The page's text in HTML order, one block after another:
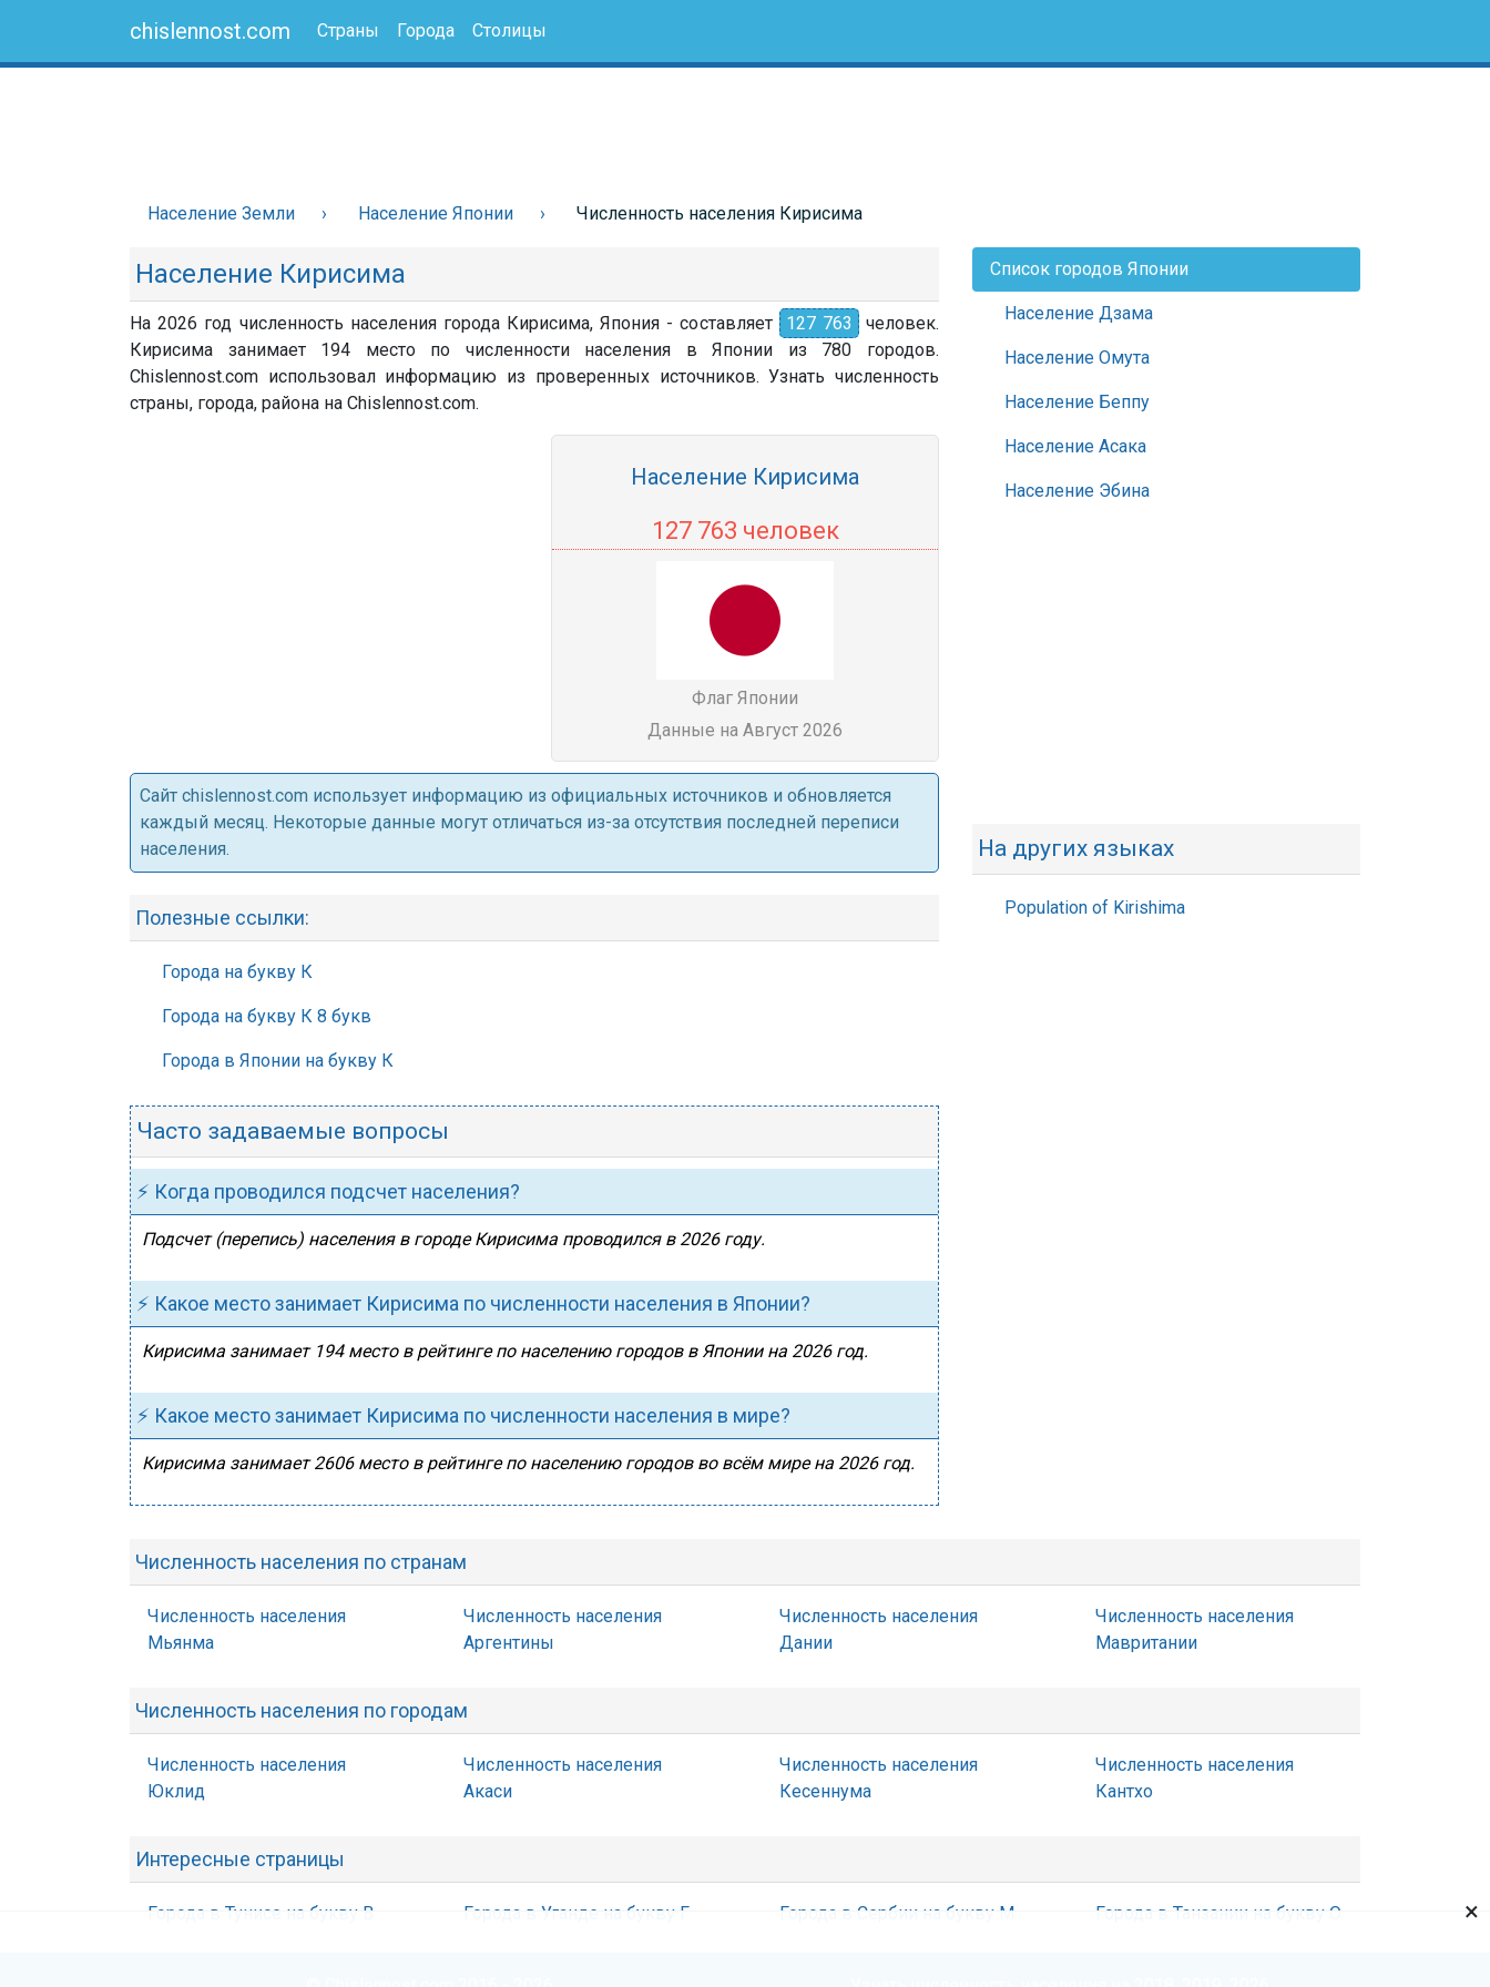
chislennost.com Страны Города Столицы
Население Земли Население Японии Численность населения Кирисима
Население Кирисима
На 2026 год численность населения города Кирисима, Япония - составляет 127 763 человек.
Кирисима занимает 194 место по численности населения в Японии из 780 городов.
Chislennost.com использовал информацию из проверенных источников. Узнать численность
страны, города, района на Chislennost.com.
Население Кирисима
127 763 человек
Флаг Японии
Данные на Август 2026
Cайт chislennost.com использует информацию из официальных источников и обновляется
каждый месяц. Некоторые данные могут отличаться из-за отсутствия последней переписи
населения.
Полезные ссылки:
Города на букву К
Города на букву К 8 букв
Города в Японии на букву К
Часто задаваемые вопросы
⚡ Когда проводился подсчет населения?
Подсчет (перепись) населения в городе Кирисима проводился в 2026 году.
⚡ Какое место занимает Кирисима по численности населения в Японии?
Кирисима занимает 194 место в рейтинге по населению городов в Японии на 2026 год.
⚡ Какое место занимает Кирисима по численности населения в мире?
Кирисима занимает 2606 место в рейтинге по населению городов во всём мире на 2026 год.
Список городов Японии
Население Дзама
Население Омута
Население Беппу
Население Асака
Население Эбина
На других языках
Population of Kirishima
Численность населения по странам
Численность населения
Мьянма
Численность населения
Аргентины
Численность населения
Дании
Численность населения
Мавритании
Численность населения по городам
Численность населения
Юклид
Численность населения
Акаси
Численность населения
Кесеннума
Численность населения
Кантхо
Интересные страницы
Города в Тунисе на букву В Города в Уганде на букву Г Города в Сербии на букву М Города в Танзании на букву О ×